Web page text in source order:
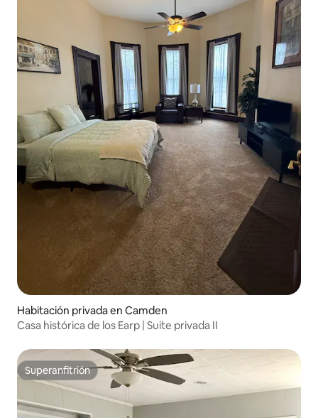
Habitación privada en Camden
Casa histórica de los Earp | Suite privada II
Superanfitrión
Superanfitrión